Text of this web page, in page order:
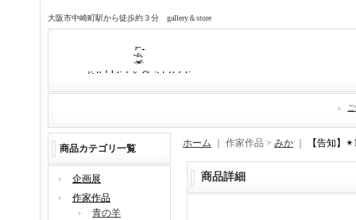
大阪市中崎町駅から徒歩約３分 gallery＆store
商品カテゴリ一覧
企画展
作家作品
青の羊
ホーム ｜ 作家作品 > みか 【告知】
商品詳細